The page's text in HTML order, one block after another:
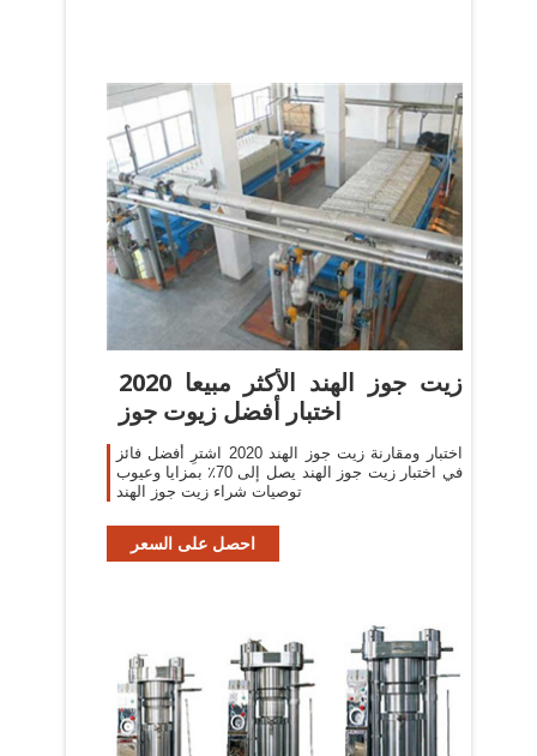
زيت جوز الهند الأكثر مبيعا 2020
اختبار أفضل زيوت جوز
اختبار ومقارنة زيت جوز الهند 2020 اشترِ أفضل فائز
في اختبار زيت جوز الهند يصل إلى 70٪ بمزايا وعيوب
توصيات شراء زيت جوز الهند
احصل على السعر